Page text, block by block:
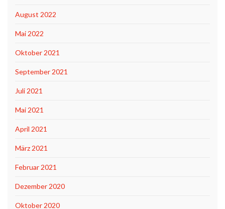
August 2022
Mai 2022
Oktober 2021
September 2021
Juli 2021
Mai 2021
April 2021
März 2021
Februar 2021
Dezember 2020
Oktober 2020